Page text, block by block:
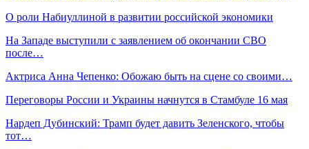
О роли Набиуллиной в развитии российской экономики
На Западе выступили с заявлением об окончании СВО
после…
Актриса Анна Чепенко: Обожаю быть на сцене со своими…
Переговоры России и Украины начнутся в Стамбуле 16 мая
Нардеп Дубинский: Трамп будет давить Зеленского, чтобы
тот…